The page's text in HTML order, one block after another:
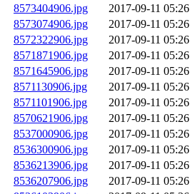
8573404906.jpg
2017-09-11 05:26
8573074906.jpg
2017-09-11 05:26
8572322906.jpg
2017-09-11 05:26
8571871906.jpg
2017-09-11 05:26
8571645906.jpg
2017-09-11 05:26
8571130906.jpg
2017-09-11 05:26
8571101906.jpg
2017-09-11 05:26
8570621906.jpg
2017-09-11 05:26
8537000906.jpg
2017-09-11 05:26
8536300906.jpg
2017-09-11 05:26
8536213906.jpg
2017-09-11 05:26
8536207906.jpg
2017-09-11 05:26